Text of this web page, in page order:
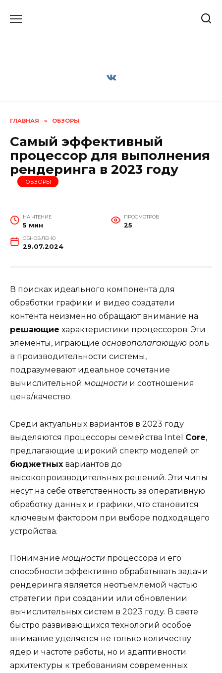
ГЛАВНАЯ » ОБЗОРЫ
Самый эффективный
процессор для выполнения
рендеринга в 2023 году
ОБЗОРЫ
НА ЧТЕНИЕ
5 мин
ПРОСМОТРОВ
25
ОБНОВЛЕНО
29.07.2024
В поисках идеального компонента для
обработки графики и видео создатели
контента неизменно обращают внимание на
решающие характеристики процессоров. Эти
элементы, играющие основополагающую роль
в производительности системы,
подразумевают идеальное сочетание
вычислительной мощности и соотношения
цена/качество.
Среди актуальных вариантов в 2023 году
выделяются процессоры семейства Intel Core,
предлагающие широкий спектр моделей от
бюджетных вариантов до
высокопроизводительных решений. Эти чипы
несут на себе ответственность за оперативную
обработку данных и графики, что становится
ключевым фактором при выборе подходящего
устройства.
Понимание мощности процессора и его
способности эффективно обрабатывать задачи
рендеринга является неотъемлемой частью
стратегии при создании или обновлении
вычислительных систем в 2023 году. В свете
быстро развивающихся технологий особое
внимание уделяется не только количеству
ядер и частоте работы, но и адаптивности
архитектуры к требованиям современных